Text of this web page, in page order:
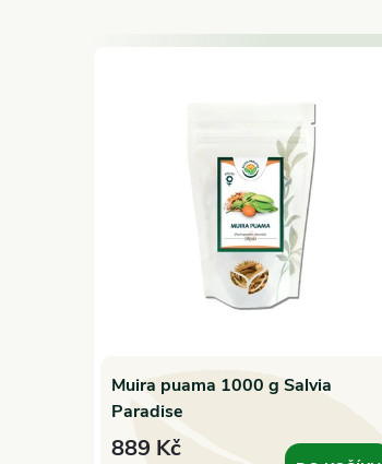
Muira puama 1000 g Salvia
Paradise
889 Kč